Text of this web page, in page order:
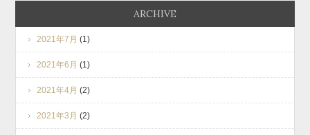
ARCHIVE
2021年7月 (1)
2021年6月 (1)
2021年4月 (2)
2021年3月 (2)